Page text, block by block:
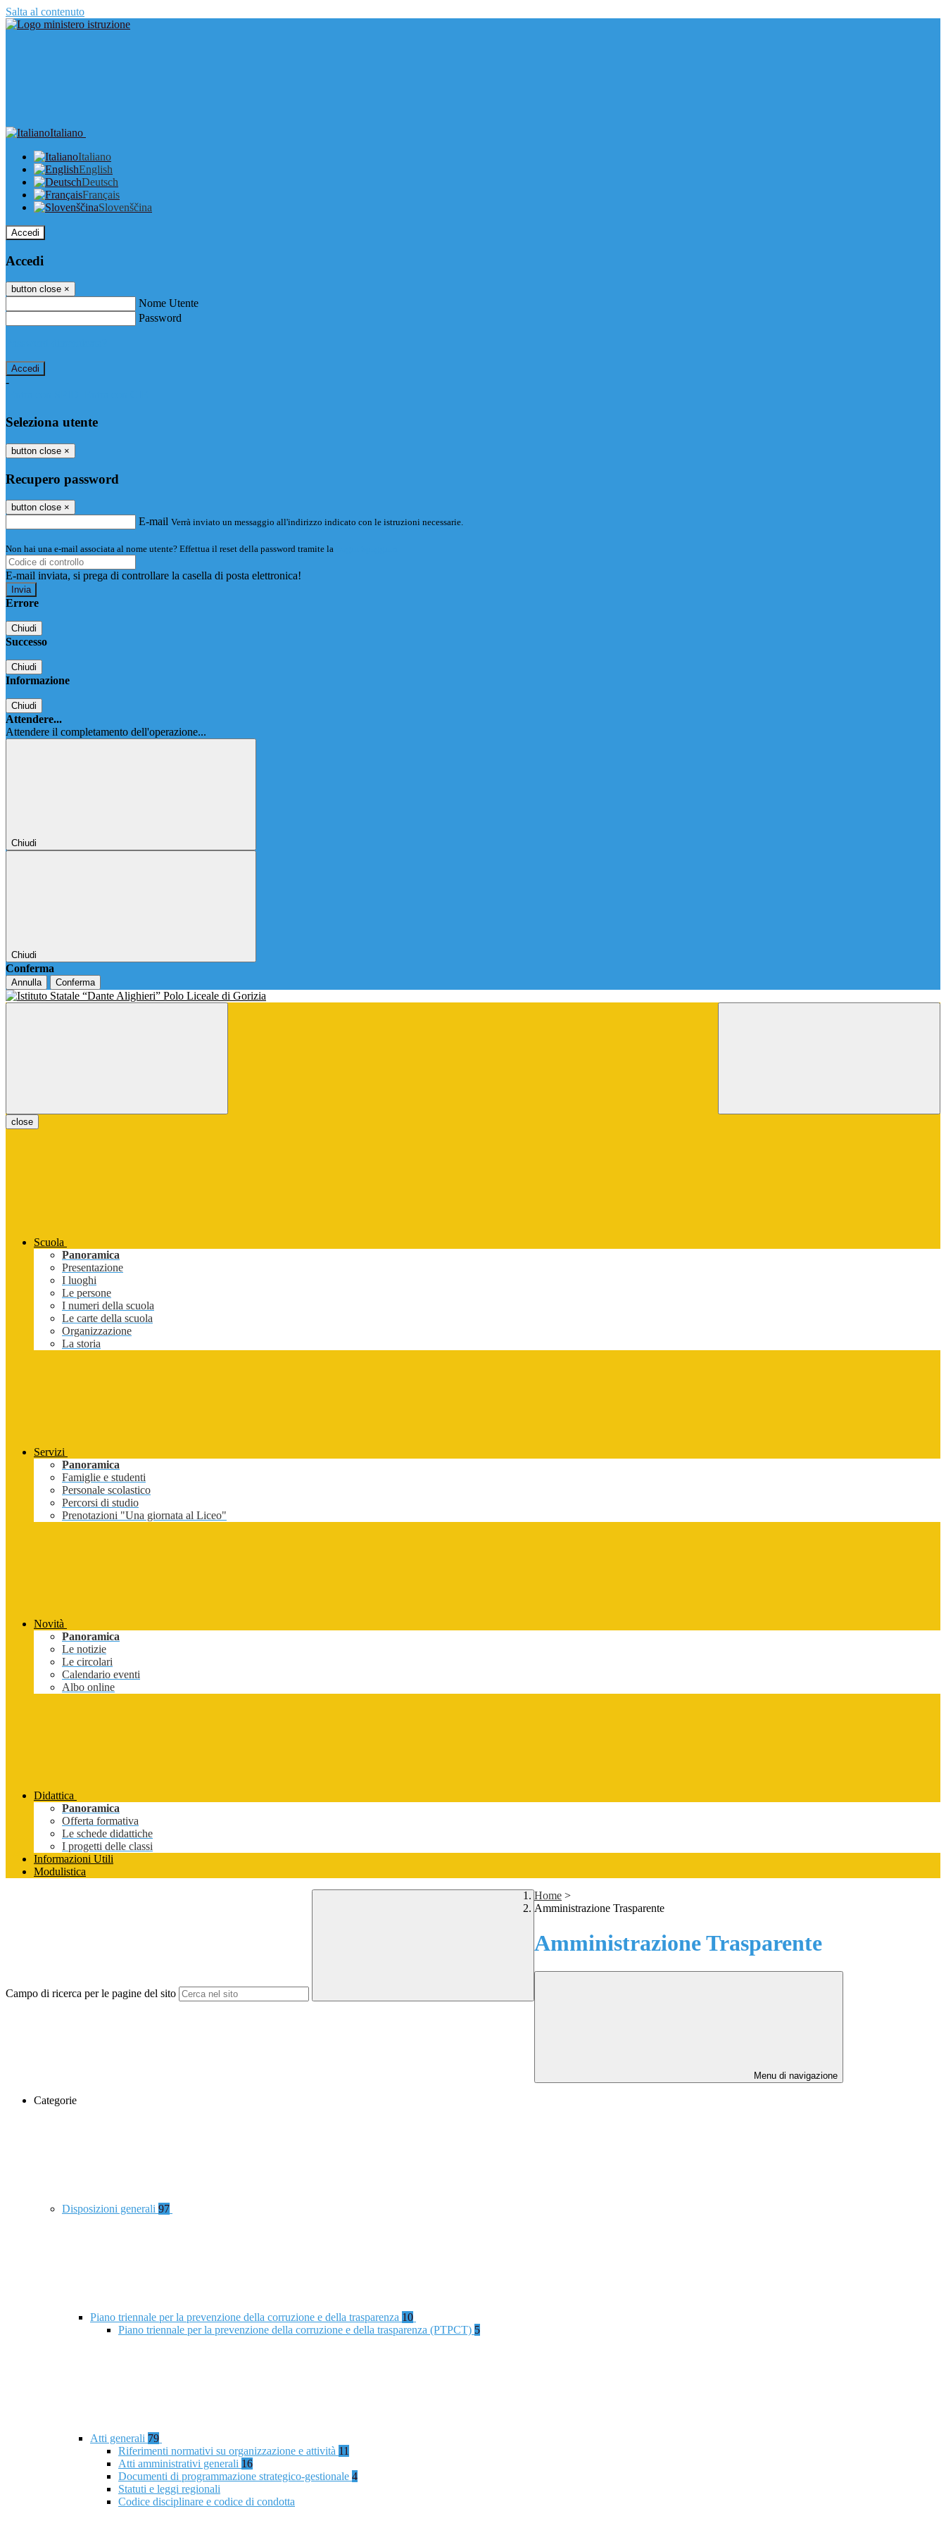
Salta al contenuto
Italiano
Italiano
English
Deutsch
Français
Slovenščina
Accedi
Accedi
button close ×
Nome Utente
Password
-
Seleziona utente
button close ×
Recupero password
button close ×
E-mail Verrà inviato un messaggio all'indirizzo indicato con le istruzioni necessarie.
Non hai una e-mail associata al nome utente? Effettua il reset della password tramite la
E-mail inviata, si prega di controllare la casella di posta elettronica!
Errore
Chiudi
Successo
Chiudi
Informazione
Chiudi
Attendere...
Attendere il completamento dell'operazione...
Chiudi
Chiudi
Conferma
Annulla Conferma
close
Scuola
Panoramica
Presentazione
I luoghi
Le persone
I numeri della scuola
Le carte della scuola
Organizzazione
La storia
Servizi
Panoramica
Famiglie e studenti
Personale scolastico
Percorsi di studio
Prenotazioni "Una giornata al Liceo"
Novità
Panoramica
Le notizie
Le circolari
Calendario eventi
Albo online
Didattica
Panoramica
Offerta formativa
Le schede didattiche
I progetti delle classi
Informazioni Utili
Modulistica
Campo di ricerca per le pagine del sito
Home >
Amministrazione Trasparente
Amministrazione Trasparente
Menu di navigazione
Categorie
Disposizioni generali 97
Piano triennale per la prevenzione della corruzione e della trasparenza 10
Piano triennale per la prevenzione della corruzione e della trasparenza (PTPCT) 5
Atti generali 79
Riferimenti normativi su organizzazione e attività 11
Atti amministrativi generali 16
Documenti di programmazione strategico-gestionale 4
Statuti e leggi regionali
Codice disciplinare e codice di condotta